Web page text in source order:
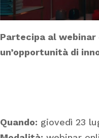
Partecipa al
un’opportunità di
Quando: giovedì 23